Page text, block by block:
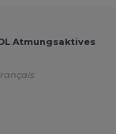
Atmungsaktives